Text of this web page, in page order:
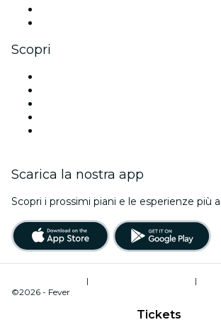
Tickets
Scopri
Scarica la nostra app
Scopri i prossimi piani e le esperienze più
| |
©2026 - Fever